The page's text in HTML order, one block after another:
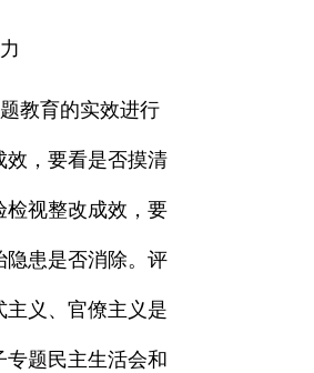
教育的实效进行
效，要看是否摸清
检视整改成效，要
隐患是否消除。评
义、官僚主义是
题民主生活会和